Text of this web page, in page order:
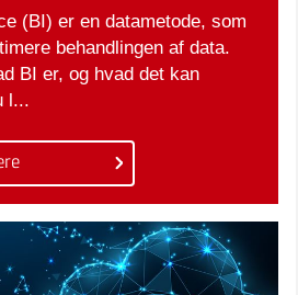
(BI) er en datametode, som
behandlingen af data.
BI er, og hvad det kan
l...